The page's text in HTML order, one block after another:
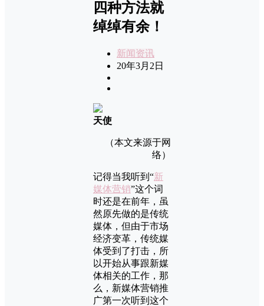
四种方法就
绰绰有余！
新闻资讯
20年3月2日
天使
（本文来源于网
络）
记得当我听到“新
媒体营销”这个词
时还是在前年，虽
然原先做的是传统
媒体，但由于市场
经济变革，传统媒
体受到了打击，所
以开始从事跟新媒
体相关的工作，那
么，新媒体营销推
广第一次听到这个